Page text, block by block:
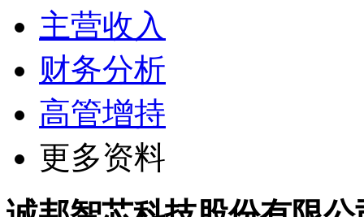
主营收入
财务分析
高管增持
更多资料